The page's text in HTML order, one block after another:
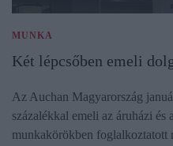
MUNKA
Két lépcsőben emeli
Az Auchan Magyarország
százalékkal emeli az áruházi
munkakörökben foglalkoztatott